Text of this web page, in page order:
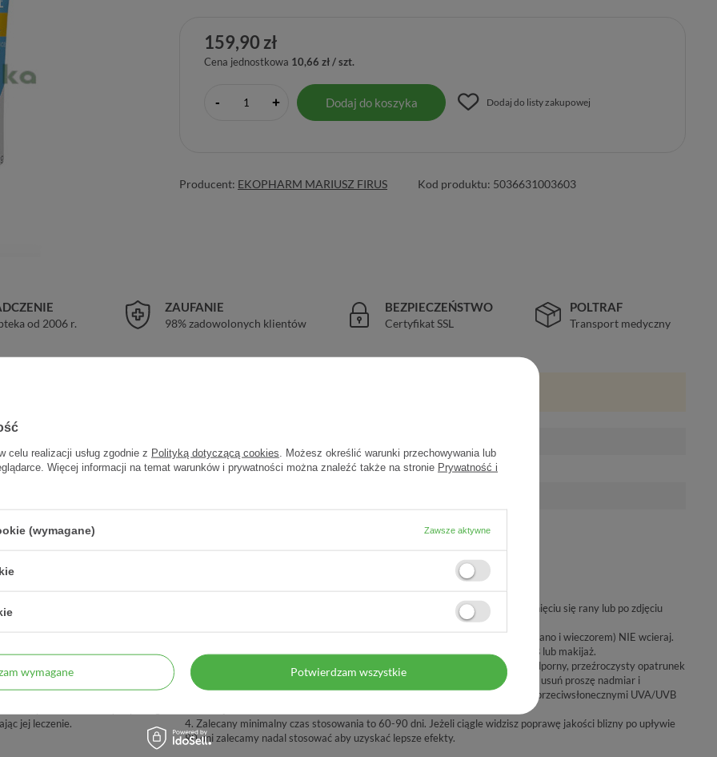
159,90 zł
Cena jednostkowa 10,66 zł / szt.
- + Dodaj do koszyka Dodaj do listy zakupowej
Producent: EKOPHARM MARIUSZ FIRUS Kod produktu: 5036631003603
od 2006 r.
ZAUFANIE
98% zadowolonych klientów
BEZPIECZEŃSTWO
Certyfikat SSL
POLTRAF
Transport medyczny
do leczenia blizn w okolicach
przeciwsłonecznych pomaga
jej leczenie.
1. Rozpoczynamy używanie najszybciej jak to możliwe, niezwłocznie po zamknięciu się rany lub po zdjęciu
2. Aplikuj bardzo cienką warstwę KELO-COTE® na bliznę dwa razy dziennie (rano i wieczorem) NIE wcieraj.
Po wyschnięciu możesz nałożyć krem z filtrami przeciwsłonecznymi UVA/UVB lub makijaż.
3. Samoistnie wysycha w ciągu 5 minut tworząc elastyczny, okluzyjny, wodoodporny, przeźroczysty opatrunek
silikonowy na bliźnie jeżeli żel nie wyschnie w 5 minut, nałożyłeś go zbyt dużo, usuń proszę nadmiar i
pozostaw do wyschnięcia.. Po wyschnięciu możesz nałożyć na krem z filtrami przeciwsłonecznymi UVA/UVB
4. Zalecany minimalny czas stosowania to 60-90 dni. Jeżeli ciągle widzisz poprawę jakości blizny po upływie
90 dni zalecamy nadal stosować aby uzyskać lepsze efekty.
celu realizacji usług zgodnie z Polityką dotyczącą cookies . Możesz określić warunki przechowywania lub
Więcej informacji na temat warunków i prywatności można znaleźć także na stronie Prywatność i
(wymagane) Zawsze aktywne
wymagane Potwierdzam wszystkie